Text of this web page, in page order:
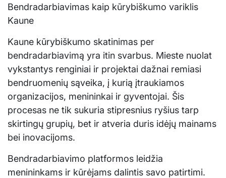
Bendradarbiavimas kaip kūrybiškumo variklis
Kaune
Kaune kūrybiškumo skatinimas per
bendradarbiavimą yra itin svarbus. Mieste nuolat
vykstantys renginiai ir projektai dažnai remiasi
bendruomenių sąveika, į kurią įtraukiamos
organizacijos, menininkai ir gyventojai. Šis
procesas ne tik sukuria stipresnius ryšius tarp
skirtingų grupių, bet ir atveria duris idėjų mainams
bei inovacijoms.
Bendradarbiavimo platformos leidžia
menininkams ir kūrėjams dalintis savo patirtimi.